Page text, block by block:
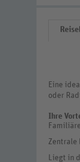
Eine
oder
Ihre
Zentrale
Liegt in